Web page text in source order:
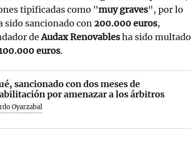
tipificadas como "muy graves", por lo
sido sancionado con 200.000 euros,
deAudax Renovablesha sido multado
euros.
sancionado con dos meses de
por amenazar a los árbitros
Oyarzabal